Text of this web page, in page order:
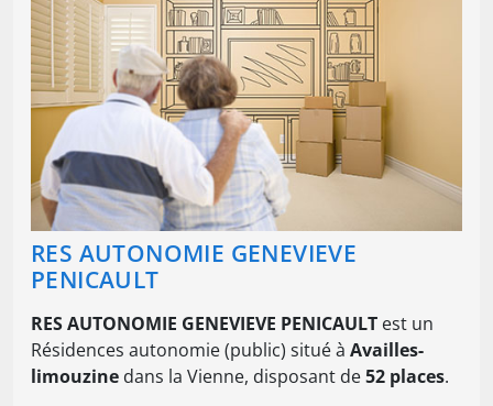
RES AUTONOMIE GENEVIEVE
PENICAULT
RES AUTONOMIE GENEVIEVE PENICAULT est un
Résidences autonomie (public) situé à Availles-
limouzine dans la Vienne, disposant de52 places.